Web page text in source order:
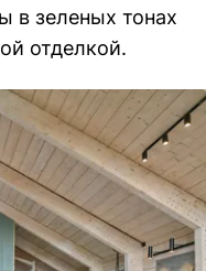
в зеленых тонах
отделкой.